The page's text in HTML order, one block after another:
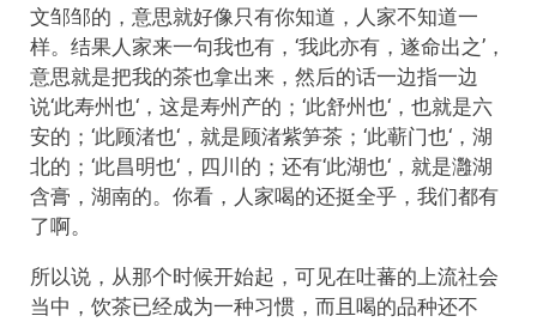
文邹邹的，意思就好像只有你知道，人家不知道一
样。结果人家来一句我也有，‘我此亦有，遂命出之’，
意思就是把我的茶也拿出来，然后的话一边指一边
说‘此寿州也‘，这是寿州产的；‘此舒州也‘，也就是六
安的；‘此顾渚也‘，就是顾渚紫笋茶；‘此蕲门也‘，湖
北的；‘此昌明也‘，四川的；还有‘此湖也‘，就是灉湖
含膏，湖南的。你看，人家喝的还挺全乎，我们都有
了啊。
所以说，从那个时候开始起，可见在吐蕃的上流社会
当中，饮茶已经成为一种习惯，而且喝的品种还不